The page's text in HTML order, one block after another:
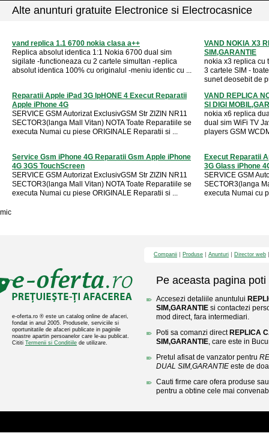
Alte anunturi gratuite Electronice si Electrocasnice
vand replica 1.1 6700 nokia clasa a++
Replica absolut identica 1:1 Nokia 6700 dual sim
sigilate -functioneaza cu 2 cartele simultan -replica
absolut identica 100% cu originalul -meniu identic cu ...
VAND NOKIA X3
SIM,GARANTIE
nokia x3 replica cu
3 cartele SIM -
sunet deosebit de
Reparatii Apple iPad 3G IpHONE 4 Execut Reparatii
Apple iPhone 4G
SERVICE GSM Autorizat ExclusivGSM Str ZIZIN NR11
SECTOR3(langa Mall Vitan) NOTA Toate Reparatiile se
executa Numai cu piese ORIGINALE Reparatii si ...
VAND REPLICA
SI DIGI
nokia x6 replica
dual sim WiFi TV
players GSM
Service Gsm iPhone 4G Reparatii Gsm Apple iPhone
4G 3GS TouchScreen
SERVICE GSM Autorizat ExclusivGSM Str ZIZIN NR11
SECTOR3(langa Mall Vitan) NOTA Toate Reparatiile se
executa Numai cu piese ORIGINALE Reparatii si ...
Execut Reparatii
3G Glass iPhone
SERVICE GSM
SECTOR3(langa
executa Numai cu
mic
e-oferta.ro ® este un catalog online de afaceri,
fondat in anul 2005. Produsele, serviciile si
oportunitatile de afaceri publicate in paginile
noastre apartin persoanelor care le-au publicat.
Cititi Termenii si Conditiile de utilizare.
Companii Produse Anunturi Director web
Pe aceasta pagina poti
Accesezi detaliile anuntului
SIM,GARANTIE si contactezi
mod direct, fara intermediari.
Poti sa comanzi direct REPLICA
SIM,GARANTIE, care este in
Pretul afisat de vanzator pentru
DUAL SIM,GARANTIE este de
Cauti firme care ofera produse
pentru a obtine cele mai